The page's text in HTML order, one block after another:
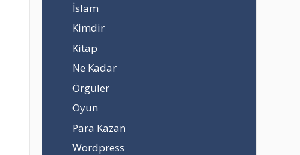
İslam
Kimdir
Kitap
Ne Kadar
Örgüler
Oyun
Para Kazan
Wordpress